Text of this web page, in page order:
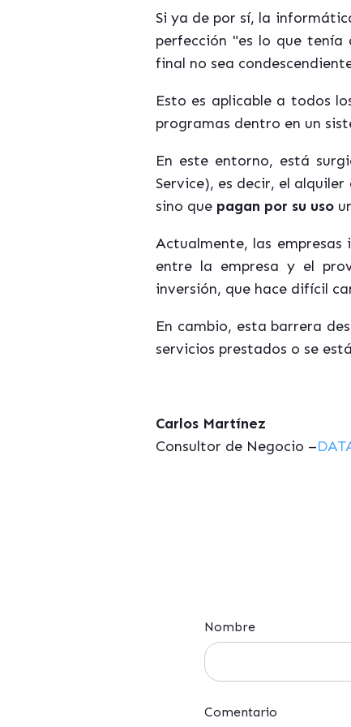
Si ya de por sí, la
perfección "es lo que tenía
final no sea
Esto es aplicable a todos
programas dentro en un
En este entorno, está
Service), es decir, el
sino que pagan por su uso
Actualmente, las empresas
entre la empresa y el
inversión, que hace difícil
En cambio, esta barrera
servicios prestados o se
Carlos Martínez
Consultor de Negocio –
Nombre
Comentario